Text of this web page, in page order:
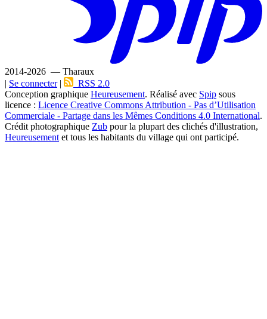
2014-2026 — Tharaux
| Se connecter|
RSS 2.0
Conception graphique Heureusement. Réalisé avec Spip sous
licence : Licence Creative Commons Attribution - Pas d’Utilisation
Commerciale - Partage dans les Mêmes Conditions 4.0 International.
Crédit photographique Zub pour la plupart des clichés d'illustration,
Heureusement et tous les habitants du village qui ont participé.